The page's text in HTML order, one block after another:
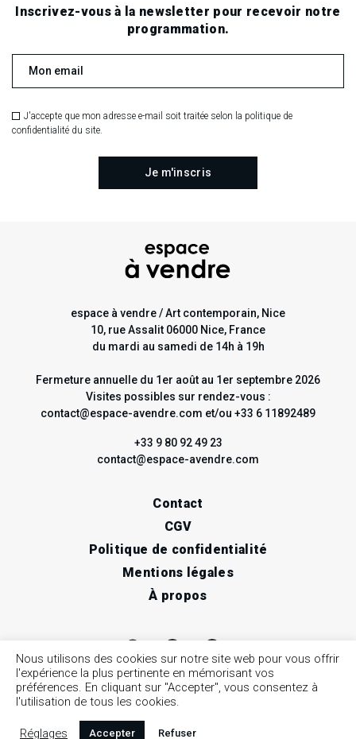
Inscrivez-vous à la newsletter pour recevoir notre
programmation.
J'accepte que mon adresse e-mail soit traitée selon la politique de
confidentialité du site.
espace à vendre / Art contemporain, Nice
10, rue Assalit 06000 Nice, France
du mardi au samedi de 14h à 19h
Fermeture annuelle du 1er août au 1er septembre 2026
Visites possibles sur rendez-vous :
contact@espace-avendre.com et/ou +33 6 11892489
+33 9 80 92 49 23
contact@espace-avendre.com
Contact
CGV
Politique de confidentialité
Mentions légales
À propos
© 2026 espace à vendre / Art contemporain, Nice •
RECHERCHE EN COURS
...
Nous utilisons des cookies sur notre site web pour vous offrir
l'expérience la plus pertinente en mémorisant vos
préférences. En cliquant sur "Accepter", vous consentez à
l'utilisation de tous les cookies.
Réglages Accepter Refuser